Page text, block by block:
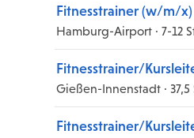
Fitnesstrainer (w/m/
Hamburg-Airport · 7-12
Fitnesstrainer/
Gießen-Innenstadt ·
Fitnesstrainer/